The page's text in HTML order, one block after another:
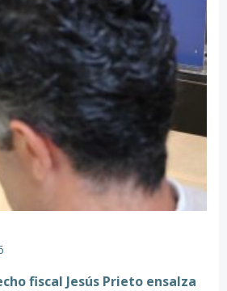
fiscal Jesús Prieto ensalza